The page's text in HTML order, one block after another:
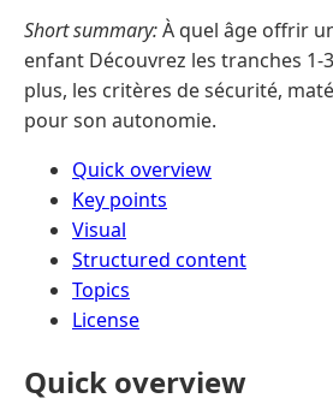
Short summary:À quel âge offrir
enfant Découvrez les tranches 1-
plus, les critères de sécurité,
pour son autonomie.
Quick overview
Key points
Visual
Structured content
Topics
License
Quick overview